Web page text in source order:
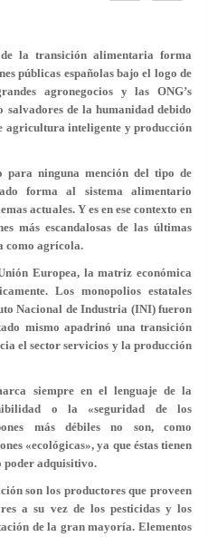
la transición alimentaria forma
públicas españolas bajo el logo de
agronegocios y las ONG’s
salvadores de la humanidad debido
agricultura inteligente y producción
para ninguna mención del tipo de
forma al sistema alimentario
actuales. Y es en ese contexto en
más escandalosas de las últimas
como agrícola.
Europea, la matriz económica
Los monopolios estatales
Nacional de Industria (INI) fueron
mismo apadrinó una transición
el sector servicios y la producción
siempre en el lenguaje de la
o la «seguridad de los
más débiles no son, como
«ecológicas», ya que éstas tienen
poder adquisitivo.
son los productores que proveen
a su vez de los pesticidas y los
de la gran mayoría. Elementos